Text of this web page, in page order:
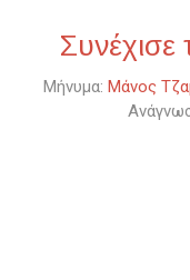
Συνέχισε
Μήνυμα: Μάνος